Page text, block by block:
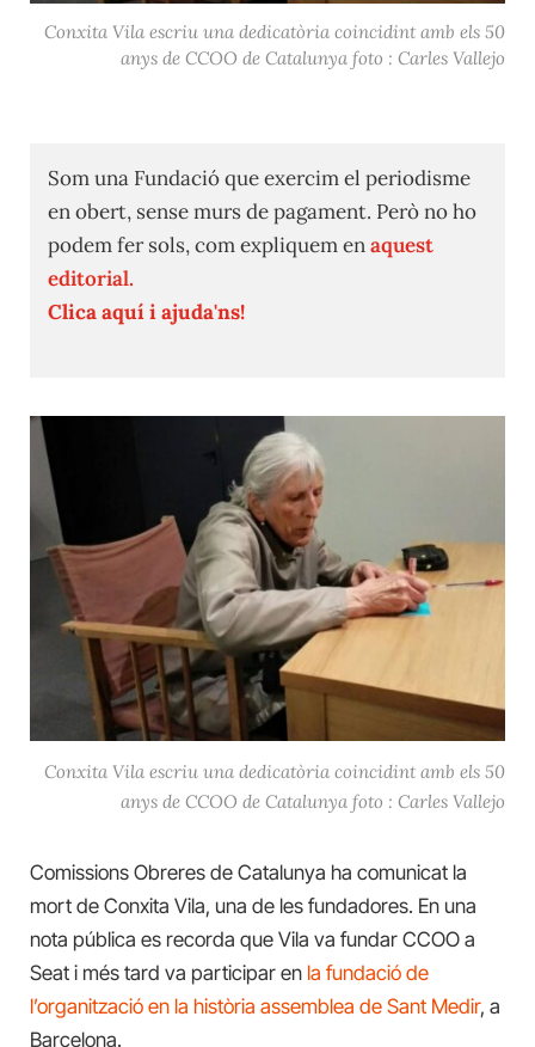
Conxita Vila escriu una dedicatòria coincidint amb els 50
anys de CCOO de Catalunya foto : Carles Vallejo
Som una Fundació que exercim el periodisme
en obert, sense murs de pagament. Però no ho
podem fer sols, com expliquem enaquest
editorial.
Clica aquí i ajuda'ns!
Conxita Vila escriu una dedicatòria coincidint amb els 50
anys de CCOO de Catalunya foto : Carles Vallejo
Comissions Obreres de Catalunya ha comunicat la
mort de Conxita Vila, una de les fundadores. En una
nota pública es recorda que Vila va fundar CCOO a
Seat i més tard va participar en la fundació de
l’organització en la història assemblea de Sant Medir, a
Barcelona.